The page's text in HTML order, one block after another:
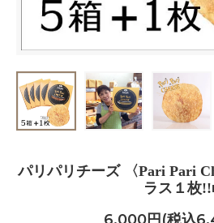
パリパリチーズ 〈Pari Pari
ラス１枚